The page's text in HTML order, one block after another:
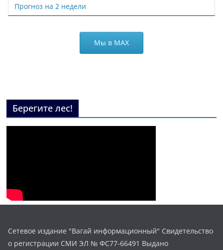
Прогноз на 2 недели
Мы в МАХ
Берегите лес!
Сетевое издание "Вагай информационный" Свидетельство
о регистрации СМИ ЭЛ № ФС77-66491 Выдано